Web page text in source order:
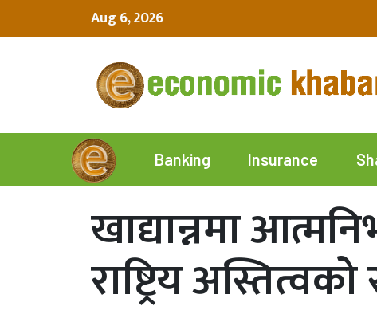
Aug 6, 2026
Banking Insurance
खाद्यान्नमा
राष्ट्रिय